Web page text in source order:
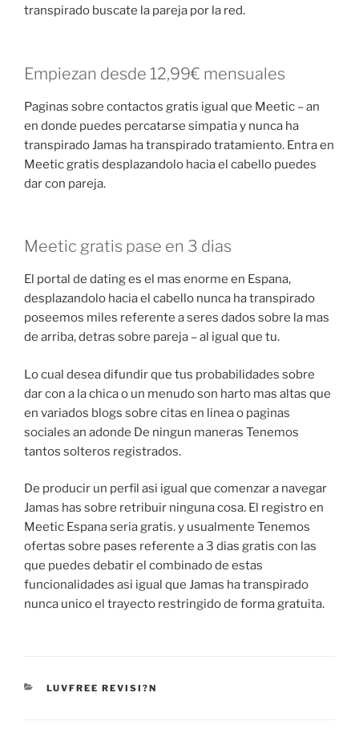
transpirado buscate la pareja por la red.
Empiezan desde 12,99€ mensuales
Paginas sobre contactos gratis igual que Meetic – an
en donde puedes percatarse simpatia y nunca ha
transpirado Jamas ha transpirado tratamiento. Entra en
Meetic gratis desplazandolo hacia el cabello puedes
dar con pareja.
Meetic gratis pase en 3 dias
El portal de dating es el mas enorme en Espana,
desplazandolo hacia el cabello nunca ha transpirado
poseemos miles referente a seres dados sobre la mas
de arriba, detras sobre pareja – al igual que tu.
Lo cual desea difundir que tus probabilidades sobre
dar con a la chica o un menudo son harto mas altas que
en variados blogs sobre citas en linea o paginas
sociales an adonde De ningun maneras Tenemos
tantos solteros registrados.
De producir un perfil asi­ igual que comenzar a navegar
Jamas has sobre retribuir ninguna cosa. El registro en
Meetic Espana seri­a gratis. y usualmente Tenemos
ofertas sobre pases referente a 3 dias gratis con las
que puedes debatir el combinado de estas
funcionalidades asi­ igual que Jamas ha transpirado
nunca unico el trayecto restringido de forma gratuita.
CATEGORIES
LUVFREE REVISI?N